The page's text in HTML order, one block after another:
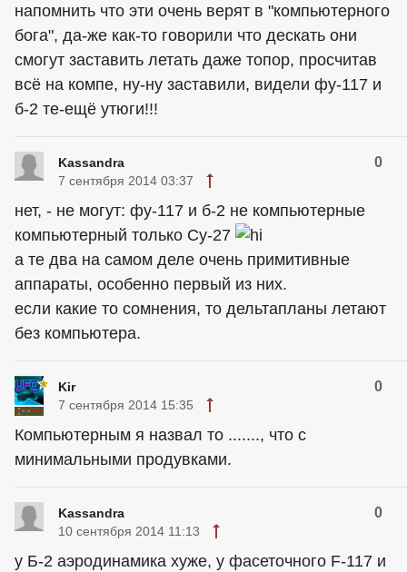
напомнить что эти очень верят в "компьютерного
бога", да-же как-то говорили что дескать они
смогут заставить летать даже топор, просчитав
всё на компе, ну-ну заставили, видели фу-117 и
б-2 те-ещё утюги!!!
Kassandra 0
7 сентября 2014 03:37
нет, - не могут: фу-117 и б-2 не компьютерные
компьютерный только Су-27
а те два на самом деле очень примитивные
аппараты, особенно первый из них.
если какие то сомнения, то дельтапланы летают
без компьютера.
Kir 0
7 сентября 2014 15:35
Компьютерным я назвал то ......., что с
минимальными продувками.
Kassandra 0
10 сентября 2014 11:13
у Б-2 аэродинамика хуже, у фасеточного F-117 и